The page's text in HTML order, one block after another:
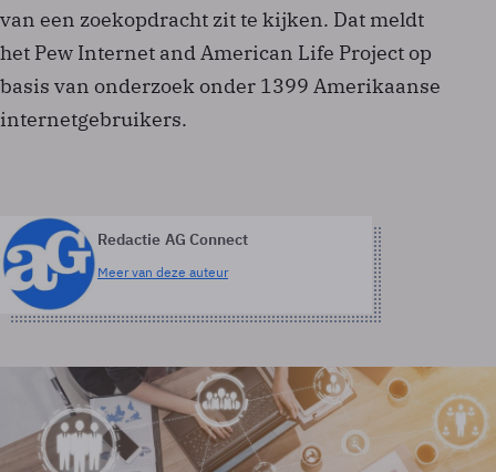
van een zoekopdracht zit te kijken. Dat meldt
het Pew Internet and American Life Project op
basis van onderzoek onder 1399 Amerikaanse
internetgebruikers.
Redactie AG Connect
Meer van deze auteur